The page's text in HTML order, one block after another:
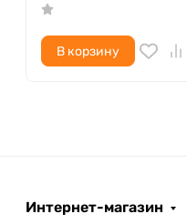
В корзину
Интернет-магазин